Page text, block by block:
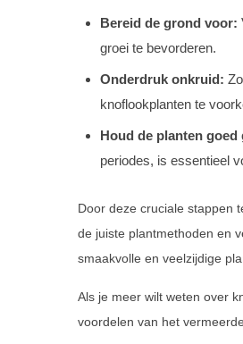
Bereid de grond voor:
groei te bevorderen.
Onderdruk onkruid:
knoflookplanten te
Houd de planten goed
periodes, is essentieel
Door deze cruciale stappen
de juiste plantmethoden en
smaakvolle en veelzijdige
Als je meer wilt weten over
voordelen van het